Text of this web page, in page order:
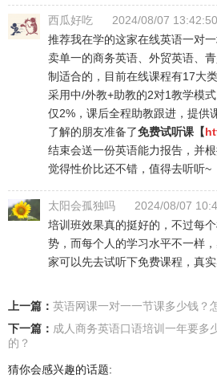
西瓜好吃
2024/08/07 13:42:50
推荐我在学的这家在线英语一对
卖单一的商务英语、外贸英语、
制适合的，目前在线课程有17大
采用中/外教+助教的2对1教学模
仅2%，课后全程助教跟进，提供
了解的朋友准备了免费试听课【
结束会送一份英语能力报告，并
觉得性价比还不错，值得去听听~
太阳会孤独吗
2024/08/07
培训班效果真的挺好的，不过每
势，而每个人的学习水平不一样
家可以先去试听下免费课程，真实
上一篇： 英语网课一对一一节课多少钱？
下一篇： 成人商务英语口语培训一年要多
的？
猜你会感兴趣的话题: